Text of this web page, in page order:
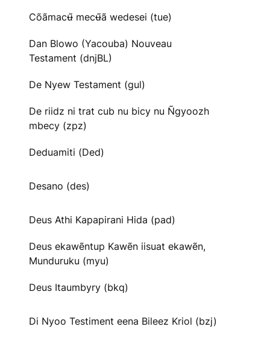
Cõãmacʉ̃ mecʉ̃ã wedesei (tue)
Dan Blowo (Yacouba) Nouveau
Testament (dnjBL)
De Nyew Testament (gul)
De riidz ni trat cub nu bicy nu Ñgyoozh
mbecy (zpz)
Deduamiti (Ded)
Desano (des)
Deus Athi Kapapirani Hida (pad)
Deus ekawẽntup Kawẽn iisuat ekawẽn,
Munduruku (myu)
Deus Itaumbyry (bkq)
Di Nyoo Testiment eena Bileez Kriol (bzj)